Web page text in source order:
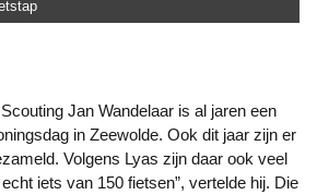
in Zeewolde. Ook dit jaar zijn er
Volgens Lyas zijn daar ook veel
iets van 150 fietsen”, vertelde hij. Die